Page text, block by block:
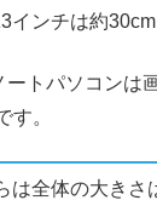
ンチは約30cm
トパソコンは
す。
は全体の大きさ